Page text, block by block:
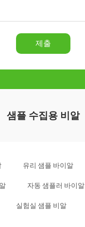
제출
샘플 수집용 비알
유리 샘플 바이알
자동 샘플러 바이알
실험실 샘플 비알